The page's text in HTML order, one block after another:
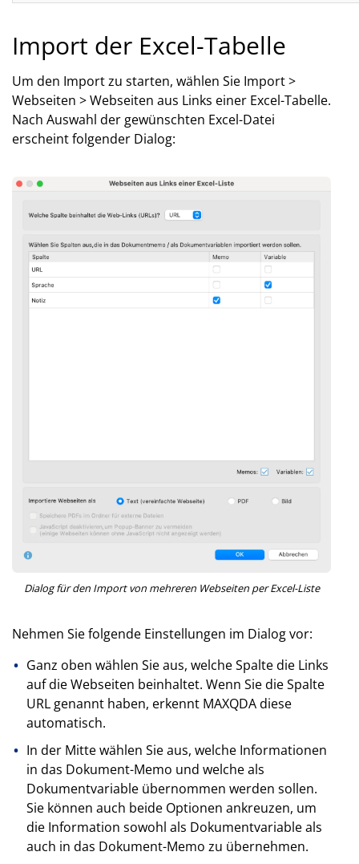
Import der Excel-Tabelle
Um den Import zu starten, wählen Sie Import >
Webseiten > Webseiten aus Links einer Excel-Tabelle.
Nach Auswahl der gewünschten Excel-Datei
erscheint folgender Dialog:
Dialog für den Import von mehreren Webseiten per Excel-Liste
Nehmen Sie folgende Einstellungen im Dialog vor:
Ganz oben wählen Sie aus, welche Spalte die Links
auf die Webseiten beinhaltet. Wenn Sie die Spalte
URL genannt haben, erkennt MAXQDA diese
automatisch.
In der Mitte wählen Sie aus, welche Informationen
in das Dokument-Memo und welche als
Dokumentvariable übernommen werden sollen.
Sie können auch beide Optionen ankreuzen, um
die Information sowohl als Dokumentvariable als
auch in das Dokument-Memo zu übernehmen.